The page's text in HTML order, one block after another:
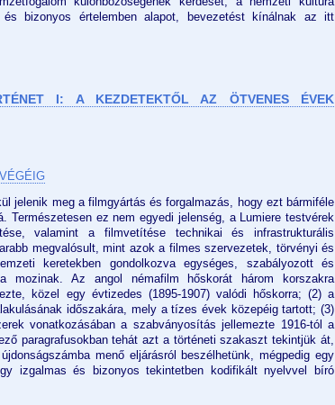
és bizonyos értelemben alapot, bevezetést kínálnak az itt
I: A KEZDETEKTŐL AZ ÖTVENES ÉVEK
jelenik meg a filmgyártás és forgalmazás, hogy ezt bármiféle
Természetesen ez nem egyedi jelenség, a Lumiere testvérek
valamint a filmvetítése technikai és infrastrukturális
megvalósult, mint azok a filmes szervezetek, törvényi és
keretekben gondolkozva egységes, szabályozott és
mozinak. Az angol némafilm hőskorát három korszakra
közel egy évtizedes (1895-1907) valódi hőskorra; (2) a
időszakára, mely a tízes évek közepéig tartott; (3)
vonatkozásában a szabványosítás jellemezte 1916-tól a
paragrafusokban tehát azt a történeti szakaszt tekintjük át,
menő eljárásról beszélhetünk, mégpedig egy
izgalmas és bizonyos tekintetben kodifikált nyelvvel bíró